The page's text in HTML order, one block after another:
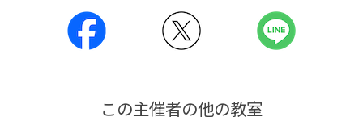
この主催者の他の教室